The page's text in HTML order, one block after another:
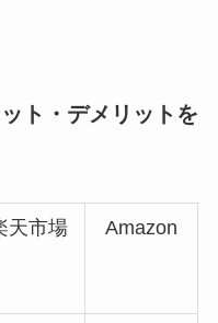
ト・デメリットを
天市場 Amazon